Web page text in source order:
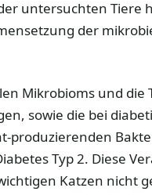
untersuchten Tiere
der
Mikrobioms und die
sowie die bei
produzierenden
Typ 2. Diese
Katzen nicht